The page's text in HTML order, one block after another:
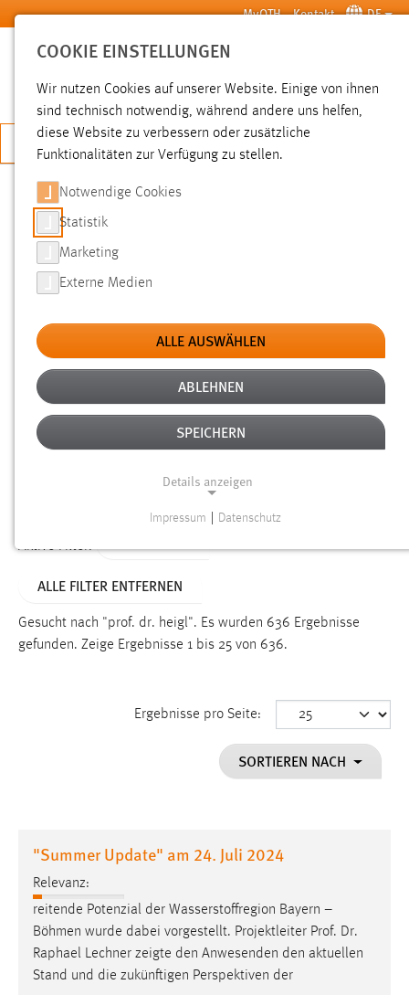
Zum Hauptinhalt springen MyOTH Kontakt DE
SUCHE
JETZT BEWERBEN
SUCHE
FILTER
Typ
Erstellungsdatum
Alter
Aktive Filter:
ALLE FILTER ENTFERNEN
Gesucht nach "prof. dr. heigl". Es wurden 636 Ergebnisse
gefunden. Zeige Ergebnisse 1 bis 25 von 636.
Ergebnisse pro Seite:
SORTIEREN NACH
"Summer Update" am 24. Juli 2024
Relevanz:
reitende Potenzial der Wasserstoffregion Bayern –
Böhmen wurde dabei vorgestellt. Projektleiter Prof. Dr.
Raphael Lechner zeigte den Anwesenden den aktuellen
Stand und die zukünftigen Perspektiven der
COOKIE EINSTELLUNGEN
Wir nutzen Cookies auf unserer Website. Einige von ihnen
sind technisch notwendig, während andere uns helfen,
diese Website zu verbessern oder zusätzliche
Funktionalitäten zur Verfügung zu stellen.
Notwendige Cookies
Statistik
Marketing
Externe Medien
ALLE AUSWÄHLEN
ABLEHNEN
SPEICHERN
Details anzeigen
Funktionen und sind für die einwandfreie Funktion der
Einverständnis
cookie_consent
Dieser Cookie speichert die ausgewählten Einverständnis-
Performance
Name:
Zweck:
Impressum Datenschutz